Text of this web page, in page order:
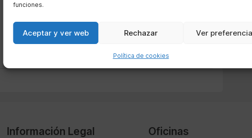
funciones.
Aceptar y ver web Rechazar Ver
Política de cookies
Información Legal Oficinas